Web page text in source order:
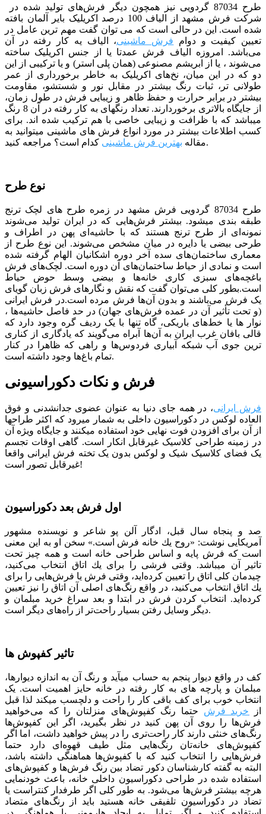
طرح 87034 گردویی
نیز همچون دیگر فرش‌های تولید شده در
شرکت فرش مشهد از الیاف 100 درصد اکریلیک بایر آلمان بافته
شده است. این در حالی است که می توان گفت مهم ترین عامل در
تعیین کیفیت و دوام فرش ماشینی، الیاف یه کار رفته در آن
می‌باشد. امروزه الیاف فرش عمدتا یا از جنس اکریلیک ساخته
می‌شوند ، یا از ابریشم مصنوعی (همان پلی استر) و یا ترکیبی از این
دو که در این میان، نخ‌های اکریلیک به خاطر برخورداری از عمر
طولانی تر، ثبات رنگ بیشتر در مقابل نور و شستشو، مقاومت
بیشتر در برابر حرارت و حفظ ظاهر و زیبایی فرش در طول زمان،
از جایگاه بالاتری برخوردارند. تعداد رنگ­­های به کار رفته در آن 8 رنگ
می­باشد که با ظرافت و زیبایی خاصی با هم ترکیب شده­ اند. برای
کسب اطلاعات بیشتر در مورد انواع فرش های ماشینی میتوانید به
مقاله بهترین فرش ماشینی کدام است؟ مراجعه کنید.
نوع طرح
طرح 87034 گردویی فرش مشهد
در زمره طرح های لچک ترنج
طبقه بندی می­شود. بیشتر فرش‌هایی که در ایران تولید می‌شوند
نمونه‌ای از طرح ترنج هستند که با حاشیه‌ای پهن در اطراف و
طرحی بیضی یا دایره در میان مشخص می‌شوند. این نوع طرح از
معماری ساختمان‌های سده آخر دوره اشکانیان الهام گرفته شده
است و نمادی از حیاط ساختمان‌های آن دوره است. لچک‌های فرش
باغچه‌های سبزی کاری خانه‌ها و بیضی وسط حوض حیاط
است.بطور کلی می‌توان گفت که نقش و نگارهای فرش زبان گویای
یک فرش می‌باشند و بدون آن‌ها فرش مرده است.در فرش ایرانی
(و تحت تأثیر آن در عمده فرش‌های جهان) در حد فاصل حاشیه‌ها ،
نوار ها یا خط‌های باریکی، ‌گاه تنها با یک ردیف گره وجود دارد که
قالی بافان غرب ایران به آن‌ها آبراه می‌گویند که یادگاری از کناری
ترین جوی آب شبکه‌ آبیاری فردوس‌ها و راهی که ظاهرا در کنار
تمام باغ‌ها وجود داشته است.
فرش و نکات دکوراسیونی
فرش ایرانی، در همه جای دنیا به عنوان عضوی جدانشدنی و فوق
العاده لوکس در دکوراسیون داخلی به شمار میرود که اکثر طراح­ها
از آن برای افزودن فوت نهایی خود استفاده می­کنند و جایگاه ویژه آن
در زمینه طراحی کلاسیک غیرقابل انکار است. گاهی اوقات تجسم
یک فضای کلاسیک شیک و لوکس بدون یک تخته فرش ایرانی واقعا
غیرقابل تصور است!
اول فرش بعد دکوراسیون
صد و پنجاه سال قبل، ادگار آلن پو شاعر و نویسنده مشهور
آمریکایی نوشت: «روح یك خانه فرش است.» سخن او به این معنی
است كه فرش پایه و اساس طراحی خانه است و همه چیز تحت
تاثیر آن می­باشد. وقتی فرشی را برای یك اتاق انتخاب می‌كنید،
چیدمان كلی اتاق را تعیین كرده‌اید، وقتی فرش یا فرش‌هایی را برای
یك اتاق انتخاب می‌كنید، در واقع رنگ‌های اصلی آن اتاق را نیز تعیین
كرده‌اید. انتخاب کردن فرش در ابتدا و بعد سراغ خرید مبلمان و
دیگر وسایل رفتن بسیار راحت‌تر از راه‌های دیگر است.
تاثیر کفپوش ها
کف در واقع دیوار پنجم به حساب می­آید و رنگ آن به اندازه دیوارها،
مبلمان و پارچه ­های به کار رفته در خانه حایز اهمیت است. یک
انتخاب خوب برای کف باقی کار را راحت و دلچسب می­کند لذا قبل
از خرید فرش حتما رنگ کفپوش‌های منزلتان را که می‌خواهید
فرش‌ها را روی آن پهن کنید در نظر بگیرید، اگر این کفپوش‌ها
رنگ‌های خنثی دارند کار راحت‌تری را در پیش خواهید داشت، اما اگر
کفپوش‌های خانه‌تان رنگ‌هایی مثل طیف قهوه‌ای دارد حتما
فرش‌هایی را انتخاب کنید که با کفپوش‌ها هماهنگی داشته باشد،
البته به گفته کارشناسان دکور تضاد بین رنگ فرش‌ها و کفپوش‌های
استفاده شده در طراحی دکوراسیون داخلی خانه، باعث خودنمایی
هرچه بیشتر فرش‌ها می‌شود. به طور کلی اگر طرفدار کنتراست یا
تضاد در دکوراسیون تلفیقی خانه هستید باید از رنگ‌های متضاد